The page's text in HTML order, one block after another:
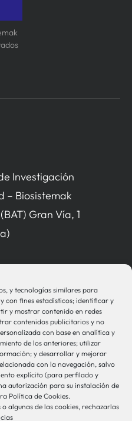
y tecnologías similares para
con fines estadísticos; identificar y
y mostrar contenido en redes
contenidos publicitarios y no
con base en analítica y
de los anteriores; utilizar
y desarrollar y mejorar
con la navegación, salvo
explícito (para perfilado y
autorización para su instalación de
Política de Cookies.
algunas de las cookies, rechazarlas
Investigación
– Biosistemak
Gran Vía, 1
sistemak.eus